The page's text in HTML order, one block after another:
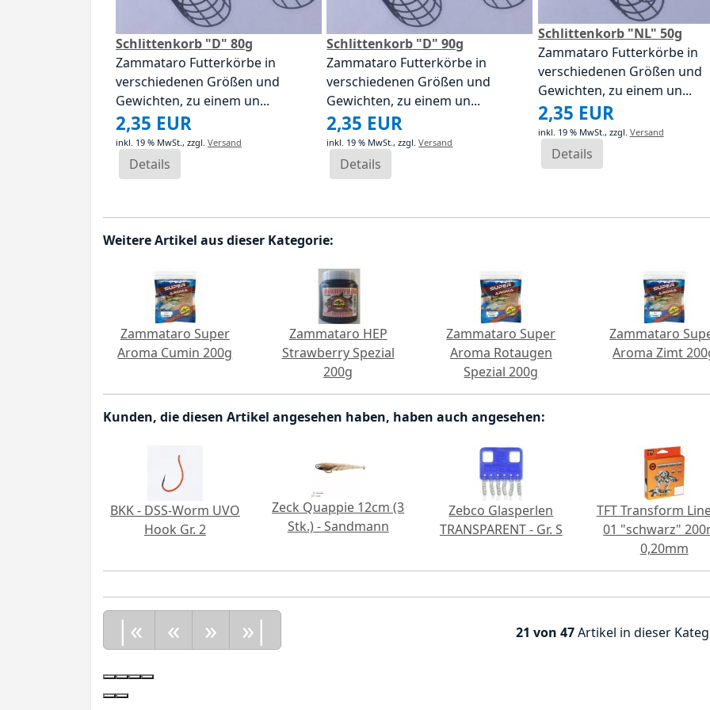
Schlittenkorb "D" 80g
Zammataro Futterkörbe in
verschiedenen Größen und
Gewichten, zu einem un...
2,35 EUR
inkl. 19 % MwSt., zzgl. Versand
Details
Schlittenkorb "D" 90g
Zammataro Futterkörbe in
verschiedenen Größen und
Gewichten, zu einem un...
2,35 EUR
inkl. 19 % MwSt., zzgl.Versand
Details
Schlittenkorb "NL" 50g
Zammataro Futterkörbe in
verschiedenen Größen und
Gewichten, zu einem un...
2,35 EUR
inkl. 19 % MwSt., zzgl. Versand
Details
Weitere Artikel aus dieser Kategorie:
Zammataro Super
Aroma Cumin 200g
Zammataro HEP
Strawberry Spezial
200g
Zammataro Super
Aroma Rotaugen
Spezial 200g
Zammataro
Aroma Zimt
Kunden, die diesen Artikel angesehen haben, haben auch angesehen:
BKK - DSS-Worm UVO
Hook Gr. 2
Zeck Quappie 12cm (3
Stk.) - Sandmann
Zebco Glasperlen
TRANSPARENT - Gr. S
TFT Transform
01 "schwarz"
0,20mm
|« « » »| 21 von 47Artikel in dieser